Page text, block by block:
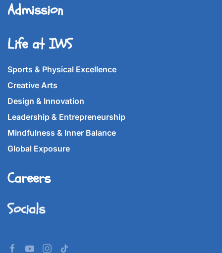
Admission
Life at IWS
Sports & Physical Excellence
Creative Arts
Design & Innovation
Leadership & Entrepreneurship
Mindfulness & Inner Balance
Global Exposure
Careers
Socials